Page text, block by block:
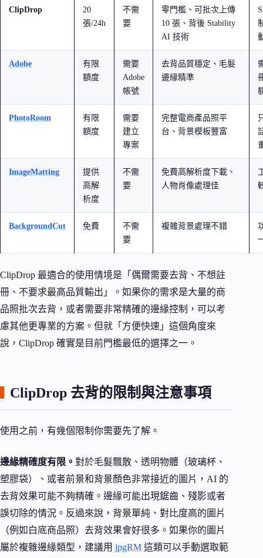
ClipDrop
20
張/24h
不需
要
零門檻、可批次上傳
10 張、背後 Stability
AI 技術
Adobe
有限
額度
需要
Adobe
帳號
去背品質穩定、毛髮
邊緣精準
PhotoRoom
有限
額度
需要
建立
專案
完整電商產品照平
台、背景模板豐富
ImageMatting
提供
高解
析度
不需
要
免費高解析度下載、
人物肖像處理佳
BackgroundCut 免費
不需
要
複雜背景處理不錯
ClipDrop 最適合的使用情境是「偶爾需要去背、不想註
冊、不要求最高品質輸出」。如果你的需求是大量的商
品照批次去背，或者需要非常精確的邊緣控制，可以考
慮其他更專業的方案。但就「方便快速」這個角度來
說，ClipDrop 確實是目前門檻最低的選擇之一。
ClipDrop 去背的限制與注意事項
使用之前，有幾個限制你需要先了解。
邊緣精確度有限。 對於毛髮飄散、透明物體（玻璃杯、
塑膠袋）、或者前景和背景顏色非常接近的圖片，AI 的
去背效果可能不夠精確。邊緣可能出現鋸齒、殘影或者
誤切除的情況。反過來說，背景單純、對比度高的圖片
（例如白底商品照）去背效果會好很多。如果你的圖片
屬於複雜邊緣類型，建議用 jpgRM 這類可以手動選取範